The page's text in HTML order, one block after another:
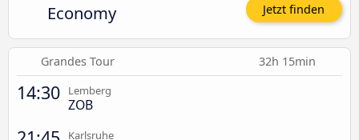
Economy Jetzt finden
Grandes Tour 32h 15min
14:30 Lemberg
ZOB
Karlsruhe